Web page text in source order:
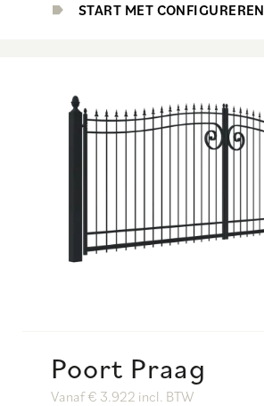
START MET CONFIGUREREN
Poort Praag
Vanaf € 3.922 incl. BTW